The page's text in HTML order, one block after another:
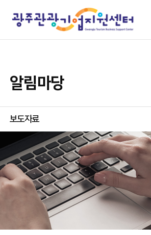
알림마당
보도자료